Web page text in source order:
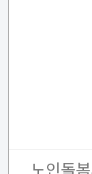
노인돌